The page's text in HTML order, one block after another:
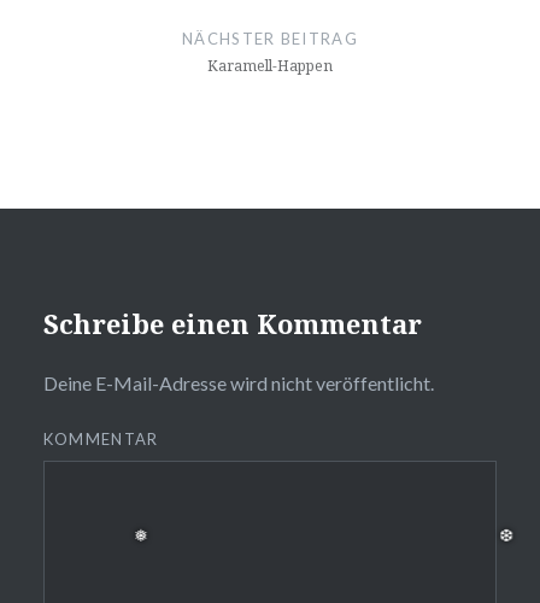
NÄCHSTER BEITRAG
Karamell-Happen
Schreibe einen Kommentar
Deine E-Mail-Adresse wird nicht veröffentlicht.
KOMMENTAR